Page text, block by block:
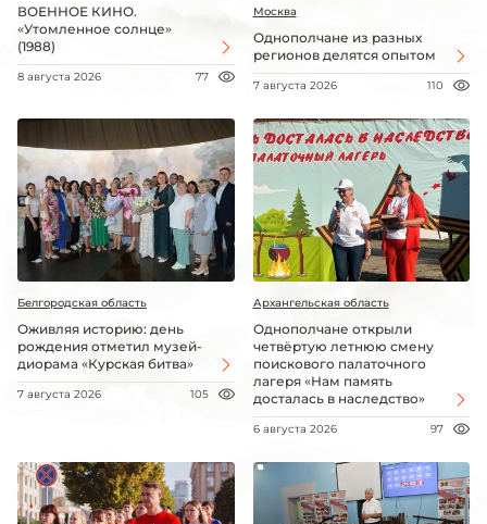
ВОЕННОЕ КИНО.
«Утомленное солнце»
(1988)
8 августа 2026 77
Москва
Однополчане из разных
регионов делятся опытом
7 августа 2026 110
Белгородская область
Оживляя историю: день
рождения отметил музей-
диорама «Курская битва»
7 августа 2026 105
Архангельская область
Однополчане открыли
четвёртую летнюю смену
поискового палаточного
лагеря «Нам память
досталась в наследство»
6 августа 2026 97